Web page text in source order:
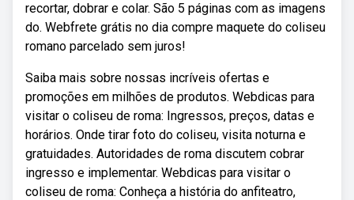
recortar, dobrar e colar. São 5 páginas com as imagens
do. Webfrete grátis no dia compre maquete do coliseu
romano parcelado sem juros!
Saiba mais sobre nossas incríveis ofertas e
promoções em milhões de produtos. Webdicas para
visitar o coliseu de roma: Ingressos, preços, datas e
horários. Onde tirar foto do coliseu, visita noturna e
gratuidades. Autoridades de roma discutem cobrar
ingresso e implementar. Webdicas para visitar o
coliseu de roma: Conheça a história do anfiteatro,